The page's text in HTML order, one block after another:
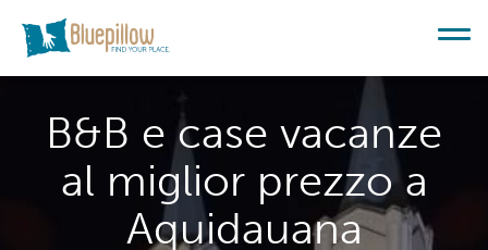
B&B e case vacanze
al miglior prezzo a
Aquidauana